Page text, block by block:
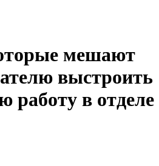
мешают
выстроить
работу в отделе